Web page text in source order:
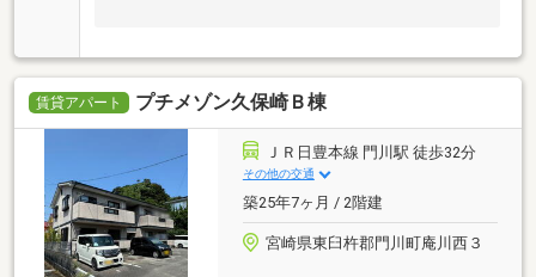
賃貸アパート プチメゾン久保崎Ｂ棟
ＪＲ日豊本線 門川駅 徒歩32分
その他の交通
築25年7ヶ月 / 2階建
宮崎県東臼杵郡門川町庵川西３